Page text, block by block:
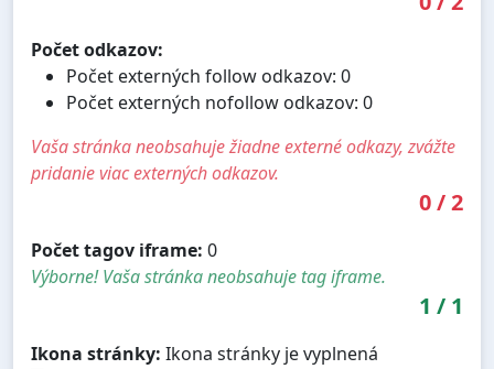
Počet odkazov:
Počet externých follow odkazov: 0
Počet externých nofollow odkazov: 0
Vaša stránka neobsahuje žiadne externé odkazy, zvážte
pridanie viac externých odkazov.
0/2
Počet tagov iframe: 0
Výborne! Vaša stránka neobsahuje tag iframe.
1 / 1
Ikona stránky: Ikona stránky je vyplnená